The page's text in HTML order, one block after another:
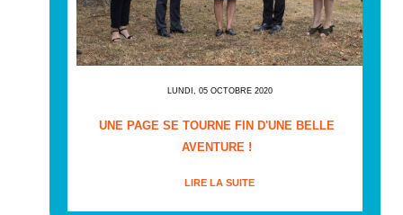
LUNDI, 05 OCTOBRE 2020
UNE PAGE SE TOURNE FIN D'UNE BELLE
AVENTURE !
LIRE LA SUITE